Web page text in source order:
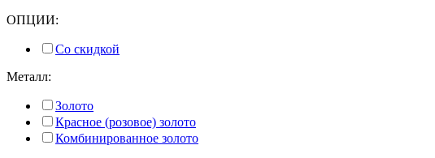
ОПЦИИ:
Со скидкой
Металл:
Золото
Красное (розовое) золото
Комбинированное золото